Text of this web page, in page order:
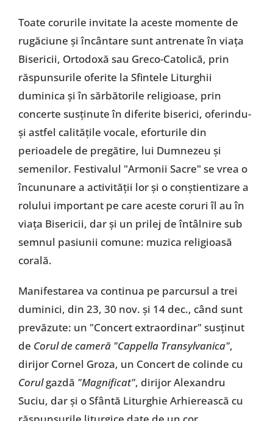
Toate corurile invitate la aceste momente de
rugăciune şi încântare sunt antrenate în viaţa
Bisericii, Ortodoxă sau Greco-Catolică, prin
răspunsurile oferite la Sfintele Liturghii
duminica şi în sărbătorile religioase, prin
concerte susţinute în diferite biserici, oferindu-
şi astfel calităţile vocale, eforturile din
perioadele de pregătire, lui Dumnezeu şi
semenilor. Festivalul "Armonii Sacre" se vrea o
încununare a activităţii lor şi o conştientizare a
rolului important pe care aceste coruri îl au în
viaţa Bisericii, dar şi un prilej de întâlnire sub
semnul pasiunii comune: muzica religioasă
corală.
Manifestarea va continua pe parcursul a trei
duminici, din 23, 30 nov. şi 14 dec., când sunt
prevăzute: un "Concert extraordinar" susţinut
de Corul de cameră "Cappella Transylvanica",
dirijor Cornel Groza, un Concert de colinde cu
Corulgazdă "Magnificat", dirijor Alexandru
Suciu, dar şi o Sfântă Liturghie Arhierească cu